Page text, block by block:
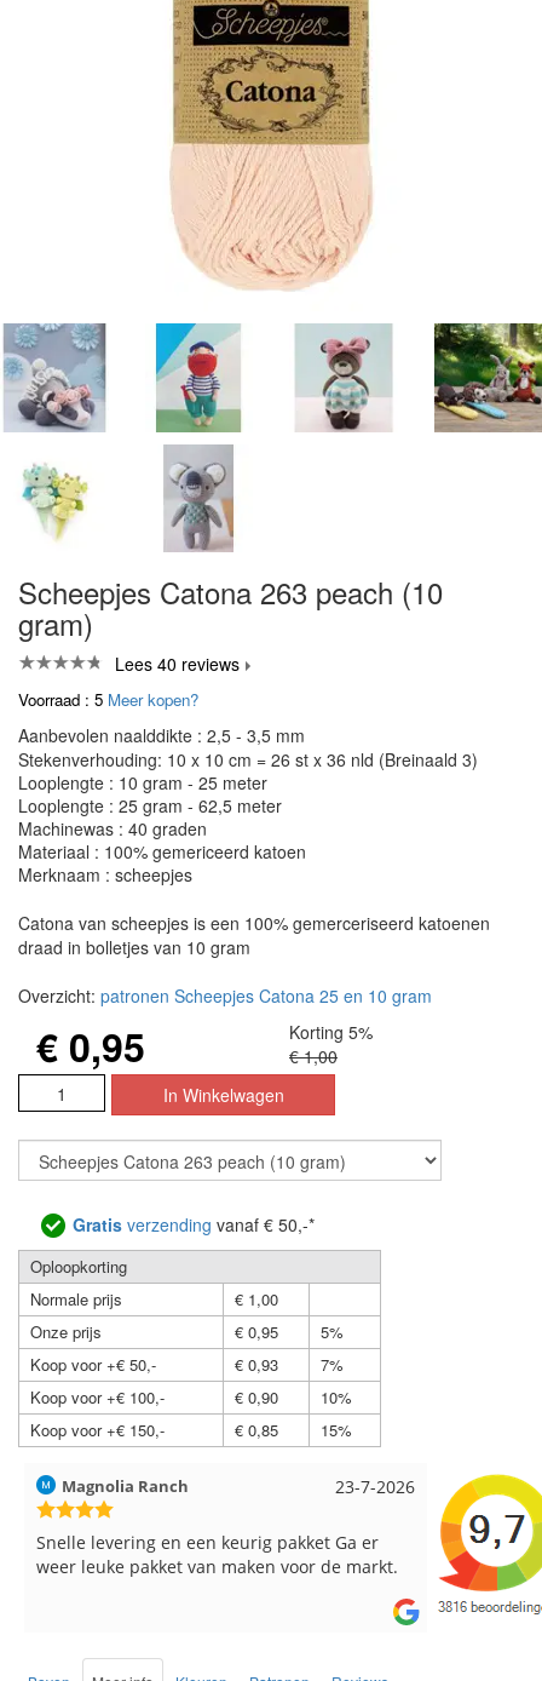
Scheepjes Catona 263 peach (10
gram)
Lees 40 reviews
Voorraad : 5 Meer kopen?
Aanbevolen naalddikte : 2,5 - 3,5 mm
Stekenverhouding: 10 x 10 cm = 26 st x 36 nld (Breinaald 3)
Looplengte : 10 gram - 25 meter
Looplengte : 25 gram - 62,5 meter
Machinewas : 40 graden
Materiaal : 100% gemericeerd katoen
Merknaam : scheepjes
Catona van scheepjes is een 100% gemerceriseerd katoenen
draad in bolletjes van 10 gram
Overzicht: patronen Scheepjes Catona 25 en 10 gram
€ 0,95
Korting 5%
€ 1,00
Gratis verzending vanaf € 50,-*
Oploopkorting
Normale prijs
€ 1,00
Onze prijs
€ 0,95
5%
Koop voor +€ 50,-
€ 0,93
7%
Koop voor +€ 100,-
€ 0,90
10%
Koop voor +€ 150,-
€ 0,85 15%
17-7-2026
Hilde uit Loyers
Reeds meerdere keren breigaren en
breinaalden besteld, altijd heel tevreden over
Loes uit
Snelle